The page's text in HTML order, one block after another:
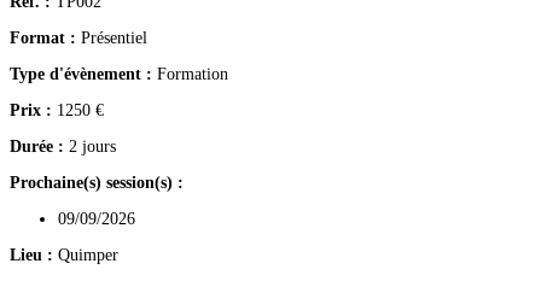
Format : Présentiel
Type d'évènement : Formation
Prix : 1250 €
Durée : 2 jours
Prochaine(s) session(s) :
09/09/2026
Lieu : Quimper